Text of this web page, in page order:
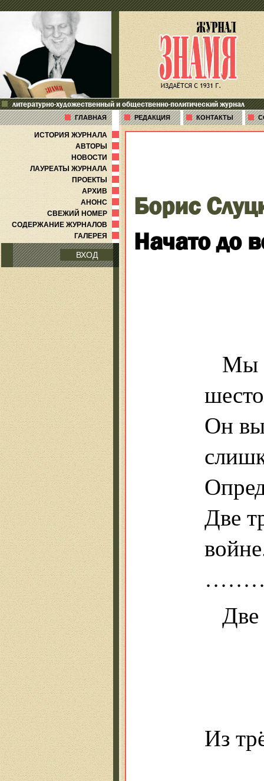
литературно-художественный и общественно-политический журнал
ГЛАВНАЯ РЕДАКЦИЯ КОНТАКТЫ
ИСТОРИЯ ЖУРНАЛА
АВТОРЫ
НОВОСТИ
ЛАУРЕАТЫ ЖУРНАЛА
ПРОЕКТЫ
АРХИВ
АНОНС
СВЕЖИЙ НОМЕР
СОДЕРЖАНИЕ ЖУРНАЛОВ
ГАЛЕРЕЯ
ВХОД
Борис
Начато до
Мы
Он
Две
Две
Из